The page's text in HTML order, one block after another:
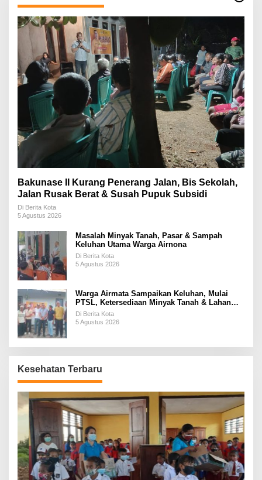
Bakunase II Kurang Penerang Jalan, Bis Sekolah,
Jalan Rusak Berat & Susah Pupuk Subsidi
Di Berita Kota
5 Agustus 2026
Masalah Minyak Tanah, Pasar & Sampah
Keluhan Utama Warga Airnona
Di Berita Kota
5 Agustus 2026
Warga Airmata Sampaikan Keluhan, Mulai
PTSL, Ketersediaan Minyak Tanah & Lahan
Pemakaman
Di Berita Kota
5 Agustus 2026
Kesehatan Terbaru